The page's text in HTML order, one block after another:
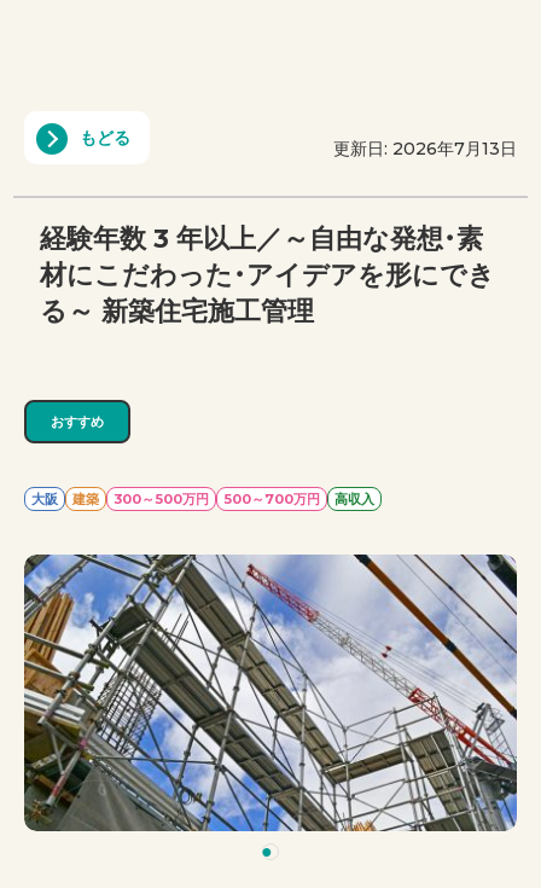
もどる 更新日: 2026年7月13日
経験年数 3 年以上／～自由な発想・素
材にこだわった・アイデアを形にでき
る～ 新築住宅施工管理
おすすめ
大阪 建築 300～500万円 500～700万円 高収入